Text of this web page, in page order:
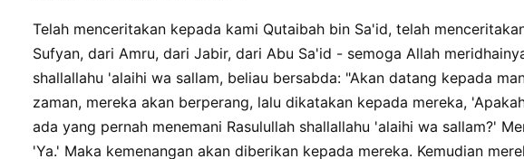
Telah menceritakan kepada kami Qutaibah bin Sa'id, telah
Sufyan, dari Amru, dari Jabir, dari Abu Sa'id - semoga Allah
shallallahu 'alaihi wa sallam, beliau bersabda: "Akan datang kepada
zaman, mereka akan berperang, lalu dikatakan kepada mereka,
ada yang pernah menemani Rasulullah shallallahu 'alaihi wa sallam?'
'Ya.' Maka kemenangan akan diberikan kepada mereka. Kemudian